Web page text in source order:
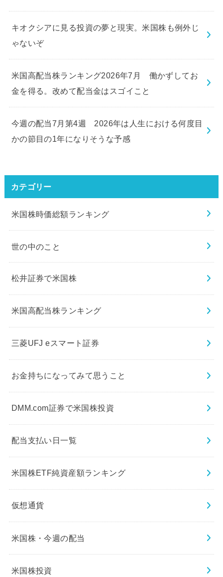
キオクシアに見る投資の夢と現実。米国株も例外じ
ゃないぞ
米国高配当株ランキング2026年7月 働かずしてお
金を得る。改めて配当金はスゴイこと
今週の配当7月第4週 2026年は人生における何度目
かの節目の1年になりそうな予感
カテゴリー
米国株時価総額ランキング
世の中のこと
松井証券で米国株
米国高配当株ランキング
三菱UFJ eスマート証券
お金持ちになってみて思うこと
DMM.com証券で米国株投資
配当支払い日一覧
米国株ETF純資産額ランキング
仮想通貨
米国株・今週の配当
米国株投資